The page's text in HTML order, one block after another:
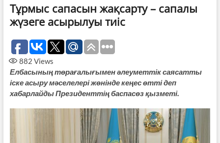
Тұрмыс сапасын жақсарту – сапалы
жүзеге асырылуы тиіс
882 Views
Елбасының төрағалығымен әлеуметтік саясатты
іске асыру мәселелері жөнінде кеңес өтті деп
хабарлайды Президенттің баспасөз қызметі.